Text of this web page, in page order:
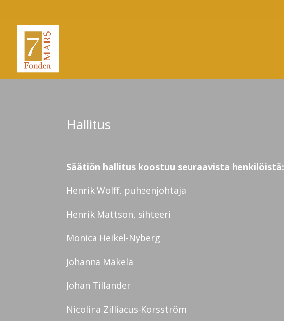
Hallitus
Säätiön hallitus koostuu seuraavista henkilöistä:
Henrik Wolff, puheenjohtaja
Henrik Mattson, sihteeri
Monica Heikel-Nyberg
Johanna Mäkelä
Johan Tillander
Nicolina Zilliacus-Korsström